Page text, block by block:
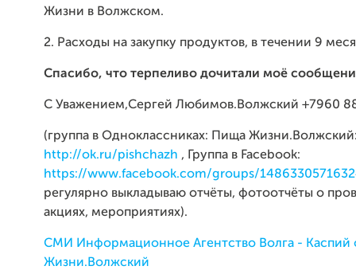
Жизни в Волжском.
2. Расходы на закупку продуктов, в течении 9
Спасибо, что терпеливо дочитали моё
С Уважением,Сергей Любимов.Волжский +7960
(группа в Одноклассниках: Пища
http://ok.ru/pishchazh , Группа в Facebook:
https://www.facebook.com/groups/
регулярно выкладываю отчёты, фотоотчёты о
акциях, мероприятиях).
СМИ Информационное Агентство Волга - Каспий
Жизни.Волжский